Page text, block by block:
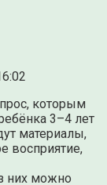
которым
3–4 лет
материалы,
восприятие,
них можно